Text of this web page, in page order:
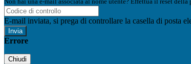
E-mail inviata, si prega di controllare la casella di posta
Errore
Chiudi